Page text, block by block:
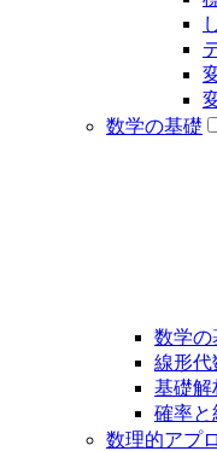
数学の基礎
数学の
線形代
基礎解
確率と
数理的アプ